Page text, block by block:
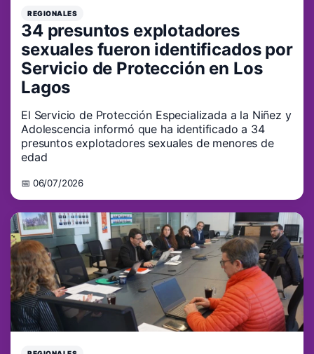
REGIONALES
34 presuntos explotadores
sexuales fueron identificados por
Servicio de Protección en Los
Lagos
El Servicio de Protección Especializada a la Niñez y
Adolescencia informó que ha identificado a 34
presuntos explotadores sexuales de menores de
edad
📅 06/07/2026